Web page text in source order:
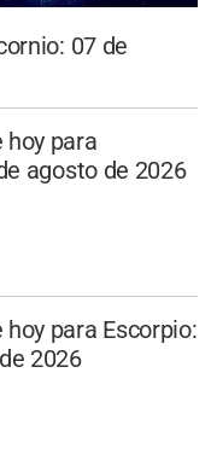
07 de
hoy para
agosto de 2026
para Escorpio:
2026